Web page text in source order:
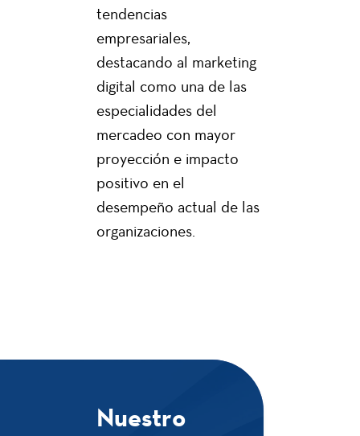
tendencias
empresariales,
destacando al marketing
digital como una de las
especialidades del
mercadeo con mayor
proyección e impacto
positivo en el
desempeño actual de las
organizaciones.
Nuestro